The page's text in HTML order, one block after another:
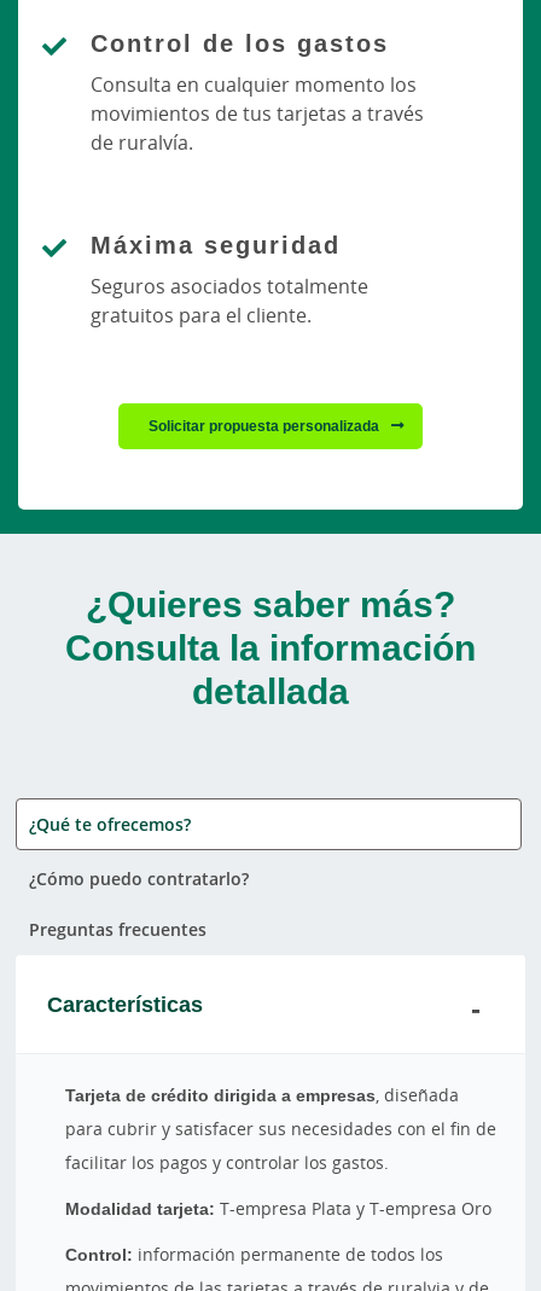
Control de los gastos
Consulta en cualquier momento los
movimientos de tus tarjetas a través
de ruralvía.
Máxima seguridad
Seguros asociados totalmente
gratuitos para el cliente.
Solicitar propuesta personalizada
¿Quieres saber más?
Consulta la información
detallada
¿Qué te ofrecemos?
¿Cómo puedo contratarlo?
Preguntas frecuentes
Características
Tarjeta de crédito dirigida a empresas, diseñada
para cubrir y satisfacer sus necesidades con el fin de
facilitar los pagos y controlar los gastos.
Modalidad tarjeta: T-empresa Plata y T-empresa Oro
Control: información permanente de todos los